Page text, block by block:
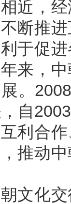
近，
断推
于促
来，
。
自
利合
推动
化交